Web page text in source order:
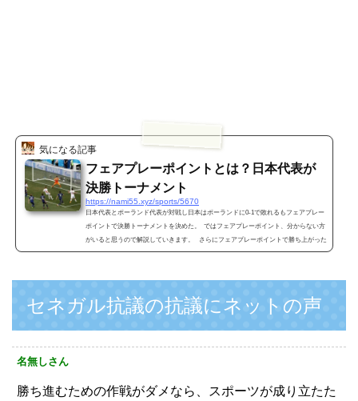
気になる記事
フェアプレーポイントとは？日本代表が
決勝トーナメント
https://nami55.xyz/sports/5670
日本代表とポーランド代表が対戦し日本はポーランドに0-1で敗れるもフェアプレー
ポイントで決勝トーナメントを決めた。 ではフェアプレーポイント、分からない方
がいると思うので解説していきます。 さらにフェアプレーポイントで勝ち上がった
日本ネットの声を集めてみました。 フェアプレーポイントとは？ 今回、同時刻に行
ループ Hの順位表がこうなります。 （画像引用元 https://pbs.twi...
セネガル抗議の抗議にネットの声
名無しさん
勝ち進むための作戦がダメなら、スポーツが成り立たた